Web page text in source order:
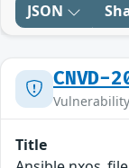
JSON
CNVD-
Title